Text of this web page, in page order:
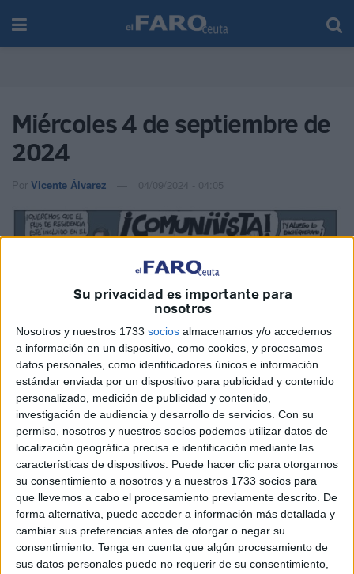
Su privacidad es importante para
nosotros
Nosotros y nuestros 1733 socios almacenamos y/o accedemos
a información en un dispositivo, como cookies, y procesamos
datos personales, como identificadores únicos e información
estándar enviada por un dispositivo para publicidad y contenido
personalizado, medición de publicidad y contenido,
investigación de audiencia y desarrollo de servicios. Con su
permiso, nosotros y nuestros socios podemos utilizar datos de
localización geográfica precisa e identificación mediante las
características de dispositivos. Puede hacer clic para otorgarnos
su consentimiento a nosotros y a nuestros 1733 socios para
que llevemos a cabo el procesamiento previamente descrito. De
forma alternativa, puede acceder a información más detallada y
cambiar sus preferencias antes de otorgar o negar su
consentimiento. Tenga en cuenta que algún procesamiento de
sus datos personales puede no requerir de su consentimiento,
Miércoles 4 de septiembre de
2024
Por Vicente Álvarez 04/09/2024 - 04:05
RelatedPosts
Carta de los vecinos de Arcos Quebrados
HACE 5 HORAS
Disparos en el Príncipe y un herido por
arma blanca
HACE 5 HORAS
Orgullo de un pueblo que nunca pierde